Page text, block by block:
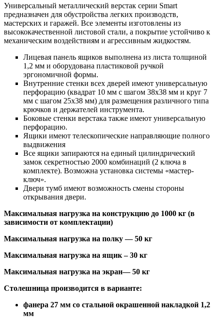
Универсальный металлический верстак серии Smart
предназначен для обустройства легких производств,
мастерских и гаражей. Все элементы изготовлены из
высококачественной листовой стали, а покрытие устойчиво к
механическим воздействиям и агрессивным жидкостям.
Лицевая панель ящиков выполнена из листа толщиной
1,2 мм и оборудована пластиковой ручкой
эргономичной формы.
Внутренние стенки всех дверей имеют универсальную
перфорацию (квадрат 10 мм c шагом 38х38 мм и круг 7
мм с шагом 25х38 мм) для размещения различного типа
крючков и держателей инструмента.
Боковые стенки верстака также имеют универсальную
перфорацию.
Ящики имеют телескопические направляющие полного
выдвижения
Все ящики запираются на единый цилиндрический
замок секретностью 2000 комбинаций (2 ключа в
комплекте). Возможна установка системы «мастер-
ключ».
Двери тумб имеют возможность смены стороны
открывания двери.
Максимальная нагрузка на конструкцию до 1000 кг (в
зависимости от комплектации)
Максимальная нагрузка на полку — 50 кг
Максимальная нагрузка на ящик – 30 кг
Максимальная нагрузка на экран— 50 кг
Столешница производится в варианте:
фанера 27 мм со стальной окрашенной накладкой 1,2
мм